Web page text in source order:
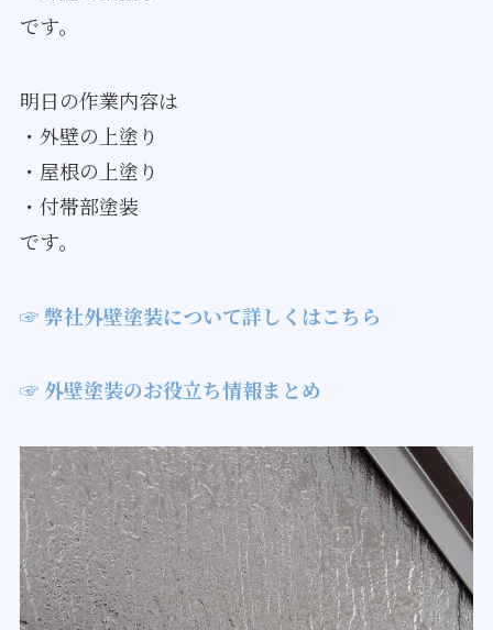
です。
明日の作業内容は
・外壁の上塗り
・屋根の上塗り
・付帯部塗装
です。
☞ 弊社外壁塗装について詳しくはこちら
☞ 外壁塗装のお役立ち情報まとめ